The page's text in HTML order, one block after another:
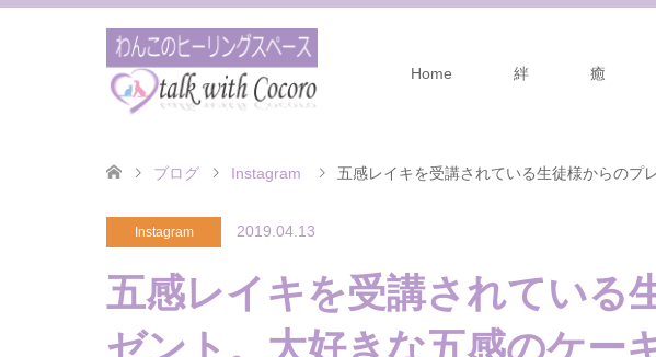
Home 絆 癒
ブログ Instagram 五感 レイキを受講されている 生徒様からのプ
りがとうございます ちなみに レイキヒーリングも アニマルコミュニケーション
ニマルコミュニケーションtalkwithcocoro #わんこのヒーリングスペース
Instagram 2019.04.13
五感 レイキを受講されている
ゼント。 大好きな五感のケー